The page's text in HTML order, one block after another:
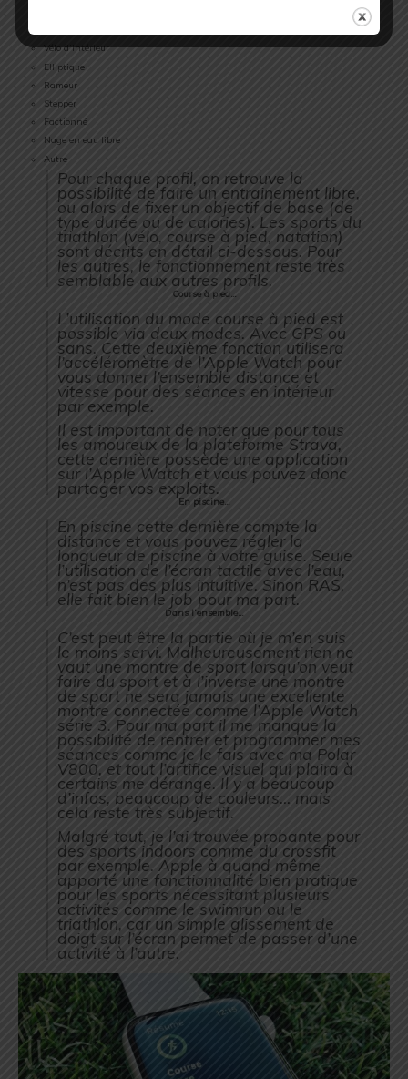
Vélo d’intérieur
Elliptique
Rameur
Stepper
Factionné
Nage en eau libre
Autre
Pour chaque profil, on retrouve la
possibilité de faire un entrainement libre,
ou alors de fixer un objectif de base (de
type durée ou de calories). Les sports du
triathlon (vélo, course à pied, natation)
sont décrits en détail ci-dessous. Pour
les autres, le fonctionnement reste très
semblable aux autres profils.
Course à pied…
L’utilisation du mode course à pied est
possible via deux modes. Avec GPS ou
sans. Cette deuxième fonction utilisera
l’accéléromètre de l’Apple Watch pour
vous donner l’ensemble distance et
vitesse pour des séances en intérieur
par exemple.
Il est important de noter que pour tous
les amoureux de la plateforme Strava,
cette dernière possède une application
sur l’Apple Watch et vous pouvez donc
partager vos exploits.
En piscine…
En piscine cette dernière compte la
distance et vous pouvez régler la
longueur de piscine à votre guise. Seule
l’utilisation de l’écran tactile avec l’eau,
n’est pas des plus intuitive. Sinon RAS,
elle fait bien le job pour ma part.
Dans l’ensemble…
C’est peut être la partie où je m’en suis
le moins servi. Malheureusement rien ne
vaut une montre de sport lorsqu’on veut
faire du sport et à l’inverse une montre
de sport ne sera jamais une excellente
montre connectée comme l’Apple Watch
série 3. Pour ma part il me manque la
possibilité de rentrer et programmer mes
séances comme je le fais avec ma Polar
V800, et tout l’artifice visuel qui plaira à
certains me dérange. Il y a beaucoup
d’infos, beaucoup de couleurs… mais
cela reste très subjectif.
Malgré tout, je l’ai trouvée probante pour
des sports indoors comme du crossfit
par exemple. Apple à quand même
apporté une fonctionnalité bien pratique
pour les sports nécessitant plusieurs
activités comme le swimrun ou le
triathlon, car un simple glissement de
doigt sur l’écran permet de passer d’une
activité à l’autre.